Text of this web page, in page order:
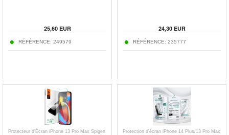
25,60EUR
RÉFÉRENCE: 249579
24,30EUR
RÉFÉRENCE: 235777
Protecteur d'Écran iPhone 13 Pro Max Spigen
Protection d'écran iPhone 14 Plus/13 Pro Max